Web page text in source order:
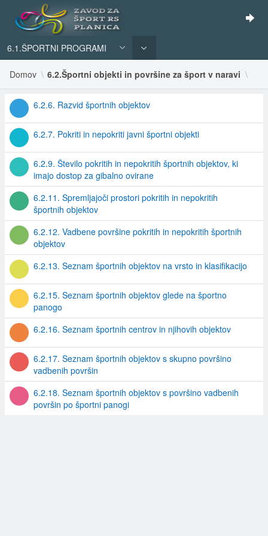
6.1.ŠPORTNI PROGRAMI
Domov 6.2.Športni objekti in površine za šport v naravi
6.2.6. Razvid športnih objektov
6.2.7. Pokriti in nepokriti javni športni objekti
6.2.9. Število pokritih in nepokritih športnih objektov, ki
imajo dostop za gibalno ovirane
6.2.11. Spremljajoči prostori pokritih in nepokritih
športnih objektov
6.2.12. Vadbene površine pokritih in nepokritih športnih
objektov
6.2.13. Seznam športnih objektov na vrsto in klasifikacijo
6.2.15. Seznam športnih objektov glede na športno
panogo
6.2.16. Seznam športnih centrov in njihovih objektov
6.2.17. Seznam športnih objektov s skupno površino
vadbenih površin
6.2.18. Seznam športnih objektov s površino vadbenih
površin po športni panogi